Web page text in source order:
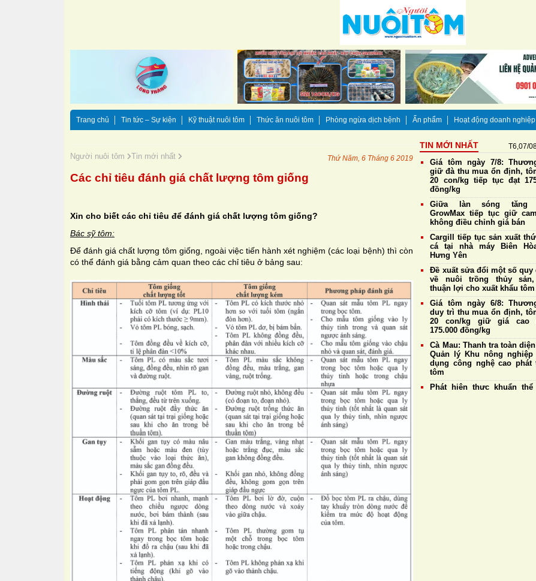
Trang chủ Tin tức – Sự kiện Kỹ thuật nuôi tôm Thức ăn nuôi tôm Phòng ngừa dịch bệnh Ấn phẩm Hoạt động doanh nghiệp
Người nuôi tôm Tin mới nhất Thứ Năm, 6 Tháng 6 2019
Các chỉ tiêu đánh giá chất lượng tôm giống
Xin cho biết các chỉ tiêu để đánh giá chất lượng tôm giống?
Bác sỹ tôm:
Để đánh giá chất lượng tôm giống, ngoài việc tiến hành xét nghiệm (các loại bệnh) thì còn
có thể đánh giá bằng cảm quan theo các chỉ tiêu ở bảng sau:
TIN MỚI NHẤT T6,07/
Giá tôm ngày 7/8:
giữ đà thu mua ổn định,
20 con/kg tiếp tục đạt
đồng/kg
Giữa làn sóng tăng
GrowMax tiếp tục giữ
không điều chỉnh giá bán
Cargill tiếp tục sản xuất
cá tại nhà máy Biên
Hưng Yên
Đề xuất sửa đổi một số quy
về nuôi trồng thủy
thuận lợi cho xuất khẩu tôm
Giá tôm ngày 6/8:
duy trì thu mua ổn định,
20 con/kg giữ giá cao
175.000 đồng/kg
Cà Mau: Thanh tra toàn
Quản lý Khu nông nghiệp
dụng công nghệ cao phát
tôm
Phát hiện thực khuẩn thể